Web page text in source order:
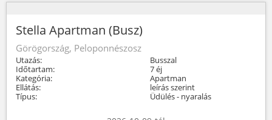
Stella Apartman (Busz)
Görögország, Peloponnészosz
Utazás:
Busszal
Időtartam:
7 éj
Kategória:
Apartman
Ellátás:
leírás szerint
Típus:
Üdülés - nyaralás